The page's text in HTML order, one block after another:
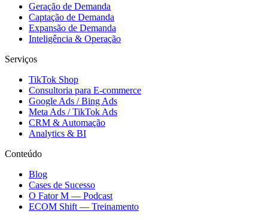
Geração de Demanda
Captação de Demanda
Expansão de Demanda
Inteligência & Operação
Serviços
TikTok Shop
Consultoria para E-commerce
Google Ads / Bing Ads
Meta Ads / TikTok Ads
CRM & Automação
Analytics & BI
Conteúdo
Blog
Cases de Sucesso
O Fator M — Podcast
ECOM Shift — Treinamento